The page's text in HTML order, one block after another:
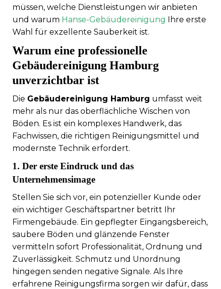
müssen, welche Dienstleistungen wir anbieten
und warum Hanse-Gebäudereinigung Ihre erste
Wahl für exzellente Sauberkeit ist.
Warum eine professionelle
Gebäudereinigung Hamburg
unverzichtbar ist
Die Gebäudereinigung Hamburg umfasst weit
mehr als nur das oberflächliche Wischen von
Böden. Es ist ein komplexes Handwerk, das
Fachwissen, die richtigen Reinigungsmittel und
modernste Technik erfordert.
1. Der erste Eindruck und das
Unternehmensimage
Stellen Sie sich vor, ein potenzieller Kunde oder
ein wichtiger Geschäftspartner betritt Ihr
Firmengebäude. Ein gepflegter Eingangsbereich,
saubere Böden und glänzende Fenster
vermitteln sofort Professionalität, Ordnung und
Zuverlässigkeit. Schmutz und Unordnung
hingegen senden negative Signale. Als Ihre
erfahrene Reinigungsfirma sorgen wir dafür, dass